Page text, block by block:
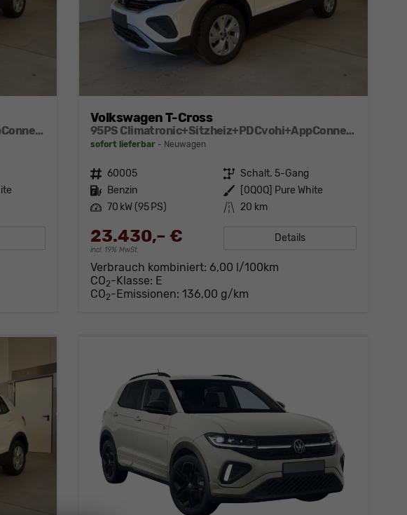
95PS Climatronic+Sitzheiz+PDCvohi+AppConnect+Side+TravelAssist+ACC
Volkswagen T-Cross
95PS Climatronic+Sitzheiz+PDCvohi+AppConnect+Side+TravelAssist+ACC
sofort lieferbar Neuwagen
Fahrzeugnr. 60005 Getriebe Schalt. 5-Gang
Kraftstoff Benzin Außenfarbe
[0Q0Q] Pure White
Leistung 70 kW (95 PS) Kilometerstand 20 km
23.430,– €
incl. 19% MwSt.
Details
Verbrauch kombiniert: 6,00 l/100km
CO2-Klasse: E
CO2-Emissionen: 136,00 g/km